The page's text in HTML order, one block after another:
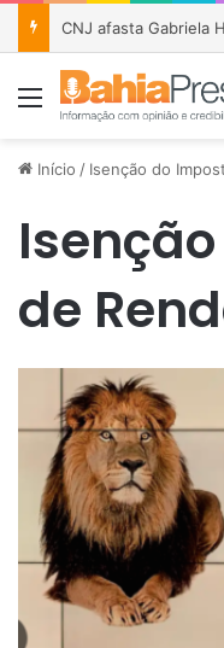
Menu
Início / Isenção do
de